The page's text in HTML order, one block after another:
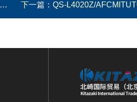
下一篇： QS-L4020Z/